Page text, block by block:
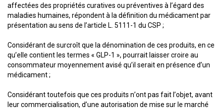
affectées des propriétés curatives ou préventives à l’égard des
maladies humaines, répondent à la définition du médicament par
présentation au sens de l’article L. 5111-1 du CSP ;
Considérant de surcroît que la dénomination de ces produits, en ce
qu’elle contient les termes « GLP-1 », pourrait laisser croire au
consommateur moyennement avisé qu’il serait en présence d’un
médicament ;
Considérant toutefois que ces produits n’ont pas fait l’objet, avant
leur commercialisation, d’une autorisation de mise sur le marché